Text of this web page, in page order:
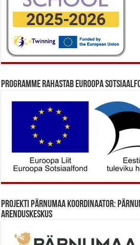
Programme rahastab Euroopa
Projekti Pärnumaa koordinaator:
Arenduskeskus